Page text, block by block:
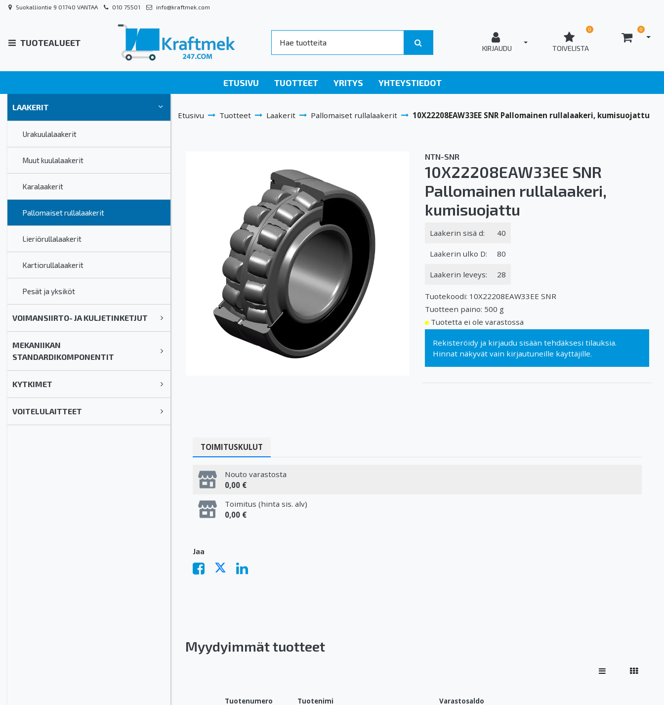
Suokalliontie 9 01740 VANTAA 010 75501 info@kraftmek.com
TUOTEALUEET
KIRJAUDU
T_OPEN_LOGIN
TOIVELISTA
0 0
ETUSIVU TUOTTEET YRITYS YHTEYSTIEDOT
LAAKERIT
Urakuulalaakerit
Muut kuulalaakerit
Karalaakerit
Pallomaiset rullalaakerit
Lieriörullalaakerit
Kartiorullalaakerit
Pesät ja yksiköt
VOIMANSIIRTO- JA KULJETINKETJUT
MEKANIIKAN
STANDARDIKOMPONENTIT
KYTKIMET
VOITELULAITTEET
Etusivu Tuotteet Laakerit Pallomaiset rullalaakerit 10X22208EAW33EE SNR Pallomainen rullalaakeri, kumisuojattu
NTN-SNR
10X22208EAW33EE SNR
Pallomainen rullalaakeri,
kumisuojattu
Laakerin sisä d: 40
Laakerin ulko D: 80
Laakerin leveys: 28
Tuotekoodi: 10X22208EAW33EE SNR
Tuotteen paino: 500 g
Tuotetta ei ole varastossa
Rekisteröidyja kirjaudu sisään tehdäksesi tilauksia.
Hinnat näkyvät vain kirjautuneille käyttäjille.
TOIMITUSKULUT
Nouto varastosta
0,00 €
Toimitus (hinta sis. alv)
0,00 €
Jaa
Myydyimmät tuotteet
Tuotenumero Tuotenimi Varastosaldo